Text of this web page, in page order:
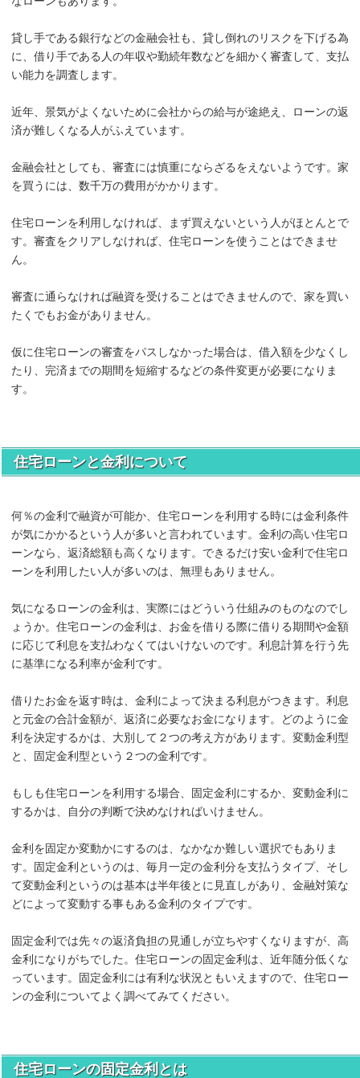
貸し手である銀行などの金融会社も、貸し倒れのリスクを下げる為
に、借り手である人の年収や勤続年数などを細かく審査して、支払
い能力を調査します。
近年、景気がよくないために会社からの給与が途絶え、ローンの返
済が難しくなる人がふえています。
金融会社としても、審査には慎重にならざるをえないようです。家
を買うには、数千万の費用がかかります。
住宅ローンを利用しなければ、まず買えないという人がほとんとで
す。審査をクリアしなければ、住宅ローンを使うことはできませ
ん。
審査に通らなければ融資を受けることはできませんので、家を買い
たくでもお金がありません。
仮に住宅ローンの審査をパスしなかった場合は、借入額を少なくし
たり、完済までの期間を短縮するなどの条件変更が必要になりま
す。
住宅ローンと金利について
何％の金利で融資が可能か、住宅ローンを利用する時には金利条件
が気にかかるという人が多いと言われています。金利の高い住宅ロ
ーンなら、返済総額も高くなります。できるだけ安い金利で住宅ロ
ーンを利用したい人が多いのは、無理もありません。
気になるローンの金利は、実際にはどういう仕組みのものなのでし
ょうか。住宅ローンの金利は、お金を借りる際に借りる期間や金額
に応じて利息を支払わなくてはいけないのです。利息計算を行う先
に基準になる利率が金利です。
借りたお金を返す時は、金利によって決まる利息がつきます。利息
と元金の合計金額が、返済に必要なお金になります。どのように金
利を決定するかは、大別して２つの考え方があります。変動金利型
と、固定金利型という２つの金利です。
もしも住宅ローンを利用する場合、固定金利にするか、変動金利に
するかは、自分の判断で決めなければいけません。
金利を固定か変動かにするのは、なかなか難しい選択でもありま
す。固定金利というのは、毎月一定の金利分を支払うタイプ、そし
て変動金利というのは基本は半年後とに見直しがあり、金融対策な
どによって変動する事もある金利のタイプです。
固定金利では先々の返済負担の見通しが立ちやすくなりますが、高
金利になりがちでした。住宅ローンの固定金利は、近年随分低くな
っています。固定金利には有利な状況ともいえますので、住宅ロー
ンの金利についてよく調べてみてください。
住宅ローンの固定金利とは